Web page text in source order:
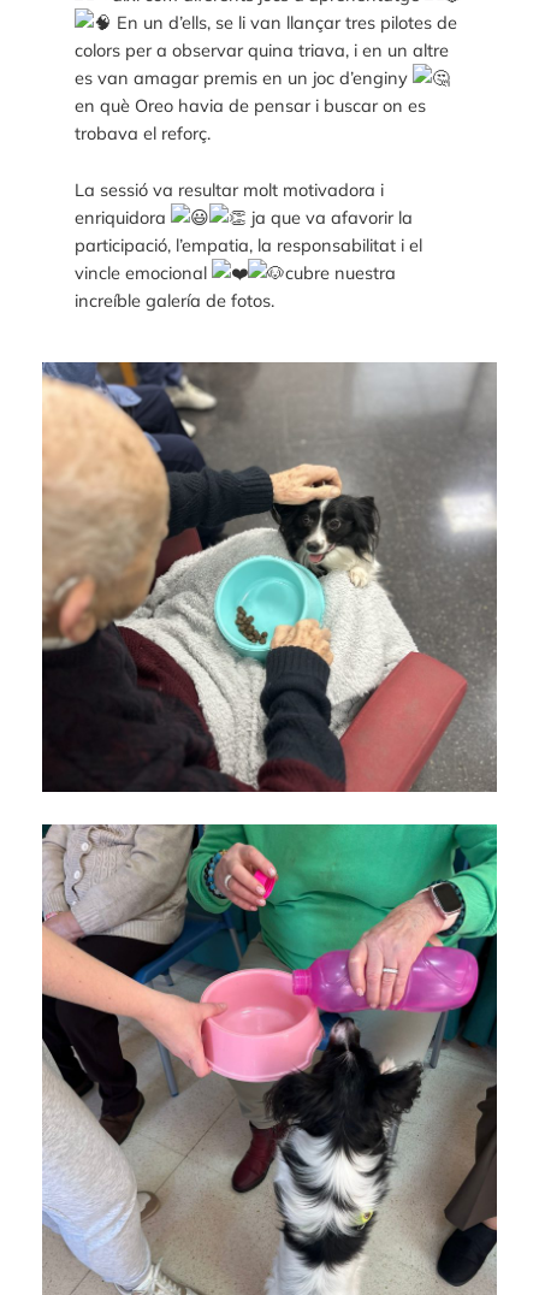
En un d’ells, se li van llançar tres pilotes de
colors per a observar quina triava, i en un altre
es van amagar premis en un joc d’enginy
en què Oreo havia de pensar i buscar on es
trobava el reforç.
La sessió va resultar molt motivadora i
enriquidora
ja que va afavorir la
participació, l’empatia, la responsabilitat i el
vincle emocional
cubre nuestra
increíble galería de fotos.